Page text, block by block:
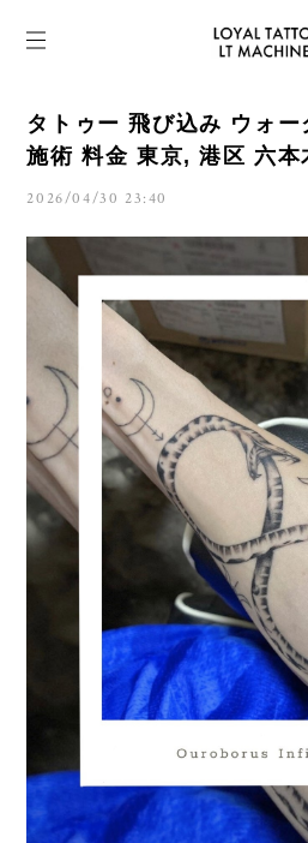
タトゥー 飛び込み ウォ
施術 料金 東京, 港区 六
2026/04/30 23:40